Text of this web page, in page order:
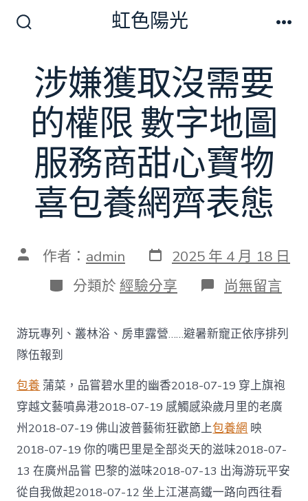
切
換
開
關
虹色陽光
涉嫌獲取沒需要
的權限 數字地圖
服務商甜心寶物
喜包養網齊表態
文 作者： admin 發
表
日
期
2025 年 4 月 18 日
分
類
分類於 經驗分享 在
〈涉
獲
取
要
的
權
限
數
字
地
圖
服
尚無留言
游玩專列、叢林浴、房車露營……避暑新寵正依序排列
隊伍報到
包養 蒲菜，品嘗碧水里的幽香2018-07-19 穿上旗袍
穿越文藝噴鼻港2018-07-19 感觸感染歲月里的老廣
州2018-07-19 佛山波普藝術狂歡節上包養網 映
2018-07-19 你的嘴巴里是全部炎天的滋味2018-07-
13 在廣州品嘗 巴黎的滋味2018-07-13 出海游玩平安
從自我做起2018-07-12 坐上江湛高鐵一路向西往看